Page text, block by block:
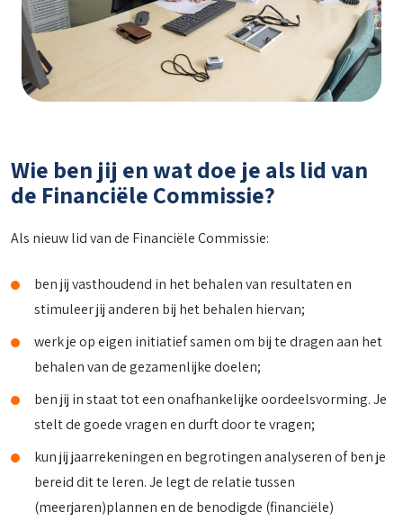
Wie ben jij en wat doe je als lid van
de Financiële Commissie?
Als nieuw lid van de Financiële Commissie:
ben jij vasthoudend in het behalen van resultaten en
stimuleer jij anderen bij het behalen hiervan;
werk je op eigen initiatief samen om bij te dragen aan het
behalen van de gezamenlijke doelen;
ben jij in staat tot een onafhankelijke oordeelsvorming. Je
stelt de goede vragen en durft door te vragen;
kun jij jaarrekeningen en begrotingen analyseren of ben je
bereid dit te leren. Je legt de relatie tussen
(meerjaren)plannen en de benodigde (financiële)